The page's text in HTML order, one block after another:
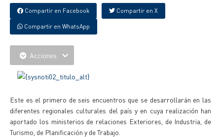
Compartir en Facebook Compartir en X
Compartir en WhatsApp
Acciones
Este es el primero de seis encuentros que se desarrollarán en las
diferentes regionales culturales del país y en cuya realización han
aportado los ministerios de relaciones Exteriores, de Industria, de
Turismo, de Planificación y de Trabajo.